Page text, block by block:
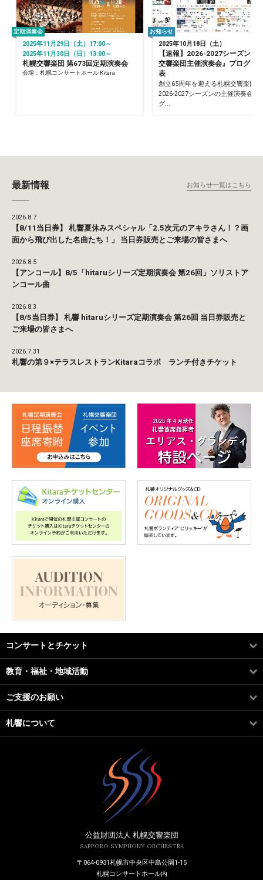
2025年11月29日（土）17:00～
2025年11月30日（日）13:00～
札幌交響楽団 第673回定期演奏会
会場：札幌コンサートホール Kitara
定期演奏会
2025年10月18日（土）
【速報】2026-2027シーズン『
交響楽団主催演奏会』プログラ
表
お知らせ
創立65周年を迎える札幌交響楽団の
2026-2027シーズンの主催演奏会の
グ...
最新情報 お知らせ一覧はこちら
2026.8.7
【8/11当日券】 札響夏休みスペシャル「2.5次元のアキラさん！？画
面から飛び出した名曲たち！」 当日券販売とご来場の皆さまへ
2026.8.5
【アンコール】8/5「hitaruシリーズ定期演奏会 第26回」ソリストア
ンコール曲
2026.8.3
【8/5当日券】 札響 hitaruシリーズ定期演奏会 第26回 当日券販売と
ご来場の皆さまへ
2026.7.31
札響の第９×テラスレストランKitaraコラボ ランチ付きチケット
コンサートとチケット
教育・福祉・地域活動
ご支援のお願い
札響について
公益財団法人 札幌交響楽団
SAPPORO SYMPHONY ORCHESTRA
〒064-0931札幌市中央区中島公園1-15
札幌コンサートホール内